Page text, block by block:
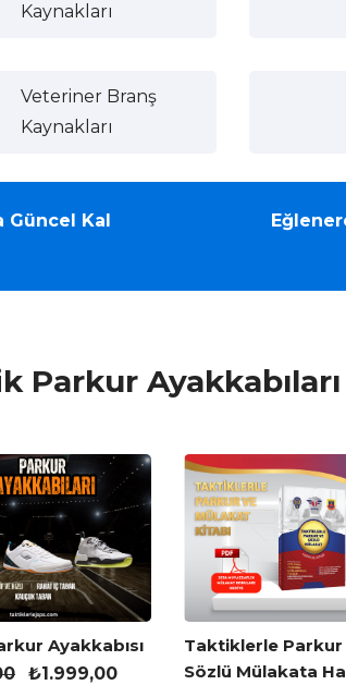
Kaynakları
Veteriner Branş
Kaynakları
Güncel Kal
Parkur Ayakkabıları
Ayakkabısı
₺1.999,00
Taktiklerle Parkur
Sözlü Mülakata